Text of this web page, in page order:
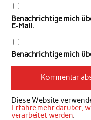
Benachrichtige mich
E-Mail.
Benachrichtige mich
Diese Website
Erfahre mehr darüber,
verarbeitet werden.